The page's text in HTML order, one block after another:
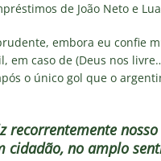
de João Neto e
embora eu confie
em caso de (Deus nos
o único gol que o
recorrentemente
cidadão, no amplo